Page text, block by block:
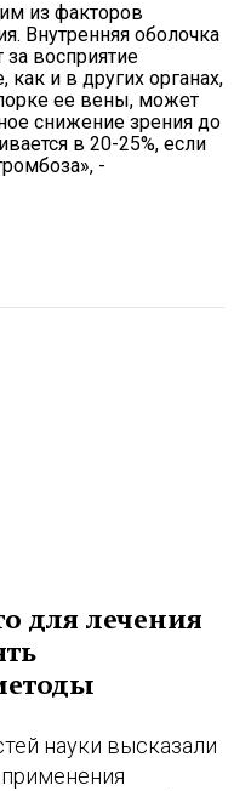
из факторов
Внутренняя оболочка
за восприятие
как и в других органах,
ее вены, может
снижение зрения до
в 20-25%, если
-
для лечения
науки высказали